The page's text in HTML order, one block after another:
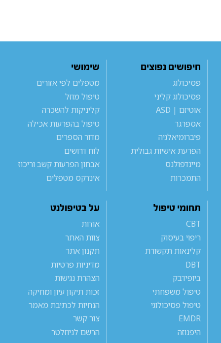
חיפושים נפוצים
פסיכולוג
פסיכולוג קליני
אוטיזם | ASD
אספרגר
פיברומיאלגיה
הפרעת אישיות גבולית
מיינדפולנס
התמכרות
שימושי
מטפלים לפי אזורים
טיפול מוזל
קליניקות להשכרה
טיפול בהפרעות אכילה
מדור הספרים
לוח דרושים
אבחון הפרעות קשב וריכוז
אינדקס מטפלים
תחומי טיפול
CBT
ריפוי בעיסוק
קלינאות תקשורת
DBT
ביופידבק
טיפול משפחתי
טיפול פסיכולוגי
EMDR
היפנוזה
על בטיפולנט
אודות
צוות האתר
תקנון אתר
מדיניות פרטיות
הצהרת נגישות
זכות תיקון עיון ומחיקה
הנחיות לכתיבת מאמר
צור קשר
הרשם לניוזלטר